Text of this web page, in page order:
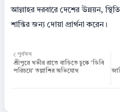
আল্লাহর দরবারে দেশের উন্নয়ন,
শান্তির জন্য দোয়া প্রার্থনা করেন।
পূর্বতন
শ্রীপুরে গভীর রাতে বাড়িতে ঢুকে ‘ডিবি
পরিচয়ে’ তল্লাশির অভিযোগ